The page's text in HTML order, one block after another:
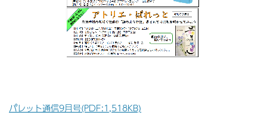
パレット通信9月号(PDF:1,518KB)